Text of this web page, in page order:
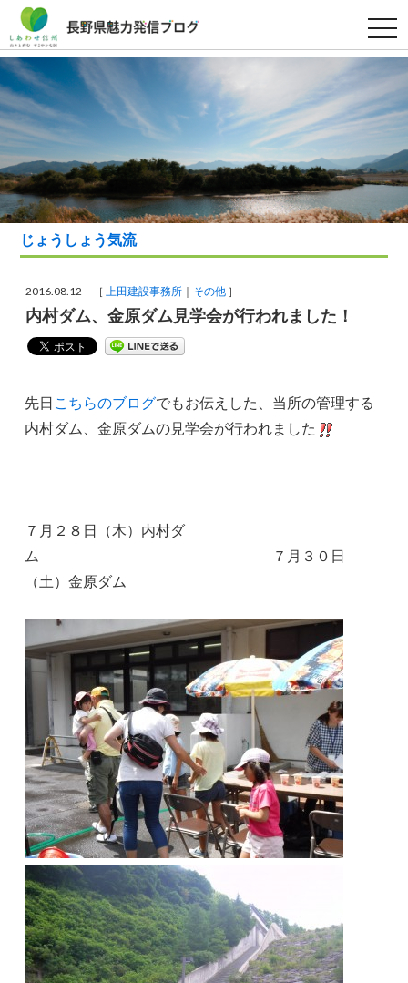
t
o
g
l
e
n
a
g
a
t
o
じょうしょう気流
2016.08.12 ［ 上田建設事務所 その他 ］
内村ダム、金原ダム見学会が行われました！
先日 こちらのブログでもお伝えした、当所の管理する
内村ダム、金原ダムの見学会が行われました
７月２８日（木）内村ダ
ム ７月３０日
（土）金原ダム